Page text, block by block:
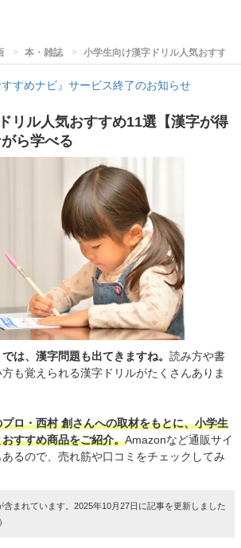
本・雑誌 小学生向け漢字ドリル人気おすす
すすめナビ』サービス終了のお知らせ
リル人気おすすめ11選【漢字が得
ら学べる
は、漢字問題も出てきますね。 読み方や書
も覚えられる漢字ドリルがたくさんありま
ロ・西村 創さんへの取材をもとに、小学生
すすめ商品をご紹介。Amazonなど通販サイ
あるので、売れ筋や口コミをチェックしてみ
まれています。2025年10月27日に記事を更新しました